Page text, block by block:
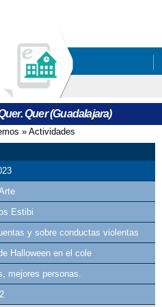
Quer (Guadalajara)
usted aquí
» Actividades
Estibi
y sobre conductas violentas
Halloween en el cole
mejores personas.